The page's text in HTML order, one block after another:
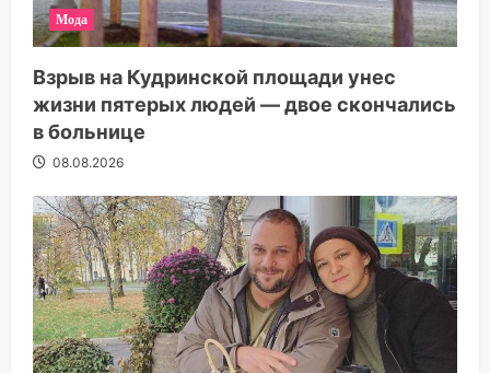
Мода
Взрыв на Кудринской площади унес
жизни пятерых людей — двое скончались
в больнице
08.08.2026